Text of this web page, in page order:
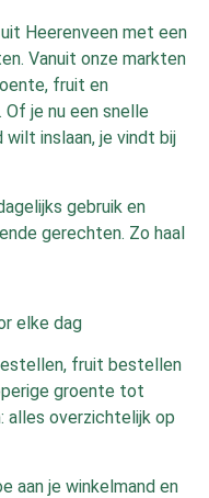
Heerenveen met een
Vanuit onze markten
fruit en
Of je nu een snelle
inslaan, je vindt bij
gebruik en
gerechten. Zo haal
elke dag
fruit bestellen
groente tot
alles overzichtelijk op
aan je winkelmand en